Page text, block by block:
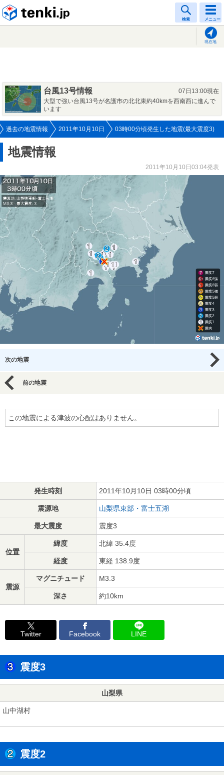
検索 メニュー
現在地
台風13号情報
07日13:00現在
大型で強い台風13号が名護市の北北東約40kmを西南西に進んで
います
過去の地震情報 2011年10月10日 03時00分頃発生した地震(最大震度3)
地震情報
2011年10月10日03:04発表
次の地震
前の地震
この地震による津波の心配はありません。
発生時刻 2011年10月10日 03時00分頃
震源地 山梨県東部・富士五湖
最大震度 震度3
位置
緯度 北緯 35.4度
経度 東経 138.9度
震源
マグニチュード M3.3
深さ 約10km
Twitter Facebook LINE
震度3
山梨県
山中湖村
震度2